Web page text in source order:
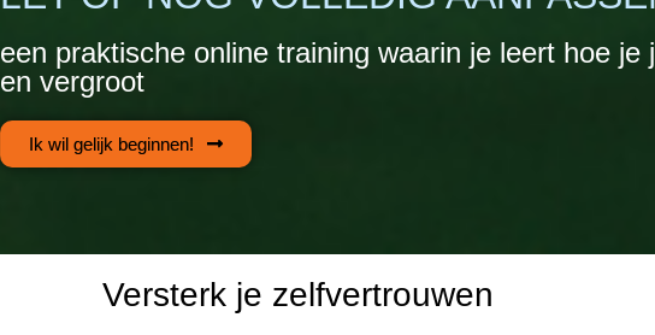
een praktische online training waarin je leert hoe
en vergroot
Ik wil gelijk beginnen!
Versterk je zelfvertrouwen